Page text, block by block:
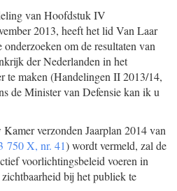
van Hoofdstuk IV
2013, heeft het lid Van Laar
om de resultaten van
der Nederlanden in het
te maken (Handelingen II 2013/14,
de Minister van Defensie kan ik u
verzonden Jaarplan 2014 van
750 X, nr. 41) wordt vermeld, zal de
voorlichtingsbeleid voeren in
bij het publiek te